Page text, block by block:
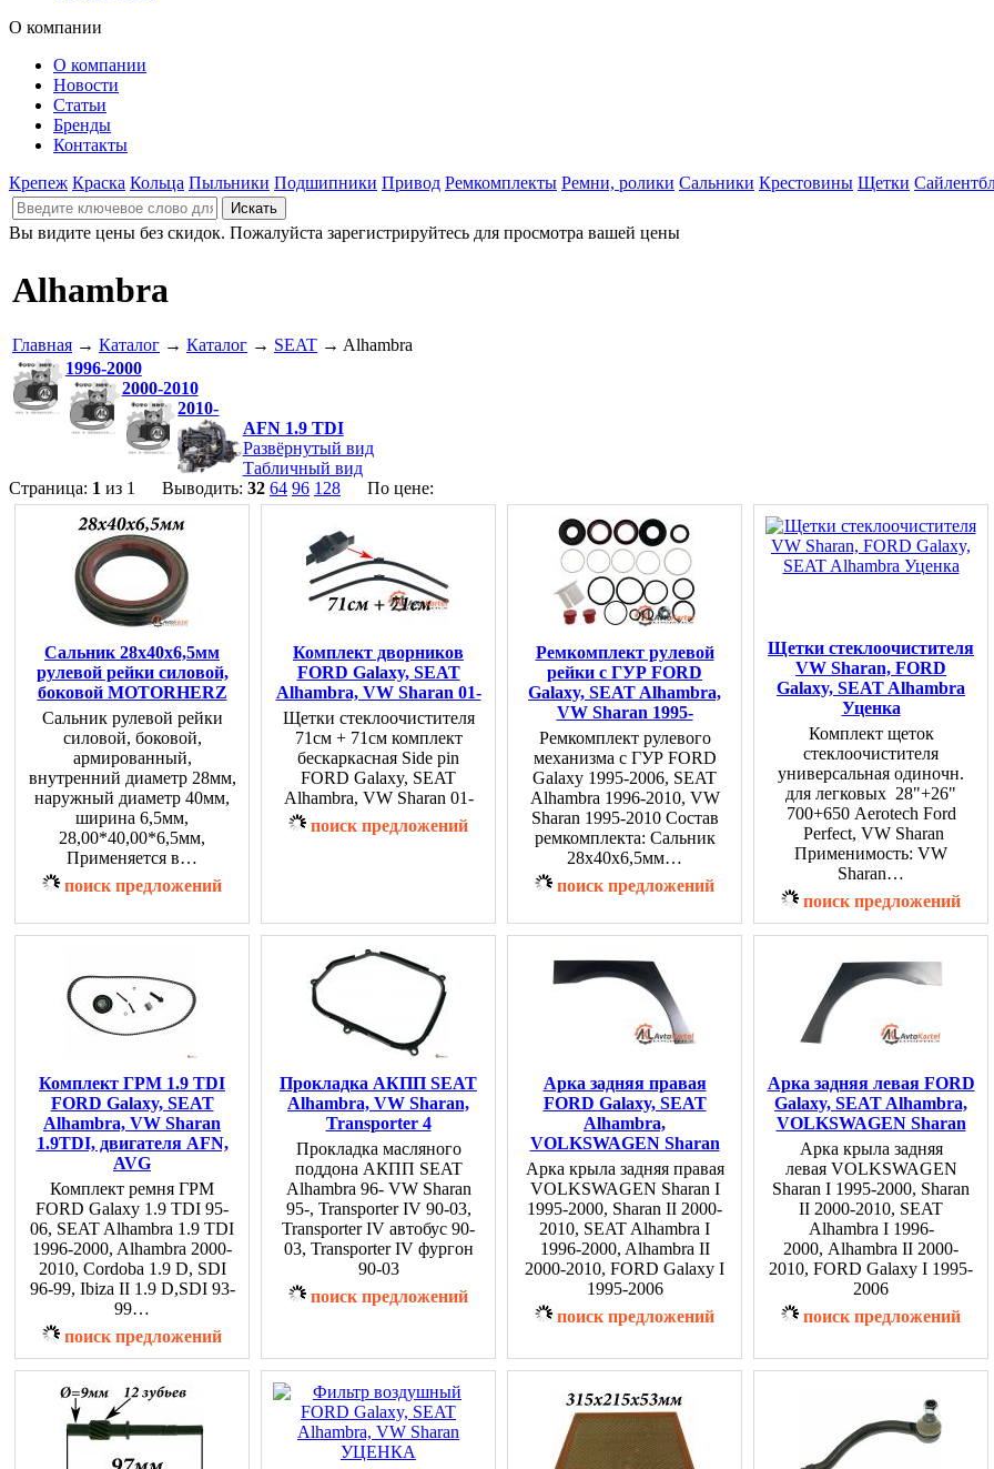
О компании
О компании
Новости
Статьи
Бренды
Контакты
Крепеж Краска Кольца Пыльники Подшипники Привод Ремкомплекты Ремни, ролики Сальники Крестовины Щетки
Вы видите цены без скидок. Пожалуйста зарегистрируйтесь для просмотра вашей цены
Alhambra
Главная → Каталог → Каталог → SEAT → Alhambra
1996-2000
2000-2010
2010-
AFN 1.9 TDI
Развёрнутый вид
Табличный вид
Страница: 1 из 1 Выводить: 32 64 96 128 По цене:
Сальник 28x40x6,5мм
рулевой рейки силовой,
боковой MOTORHERZ
Сальник рулевой рейки
силовой, боковой,
армированный,
внутренний диаметр 28мм,
наружный диаметр 40мм,
ширина 6,5мм,
28,00*40,00*6,5мм,
Применяется в…
поиск предложений
Комплект дворников
FORD Galaxy, SEAT
Alhambra, VW Sharan 01-
Щетки стеклоочистителя
71см + 71см комплект
бескаркасная Side pin
FORD Galaxy, SEAT
Alhambra, VW Sharan 01-
поиск предложений
Ремкомплект рулевой
рейки с ГУР FORD
Galaxy, SEAT Alhambra,
VW Sharan 1995-
Ремкомплект рулевого
механизма с ГУР FORD
Galaxy 1995-2006, SEAT
Alhambra 1996-2010, VW
Sharan 1995-2010 Состав
ремкомплекта: Сальник
28x40x6,5мм…
поиск предложений
Щетки стеклоочистителя
VW Sharan, FORD
Galaxy, SEAT Alhambra
Уценка
Комплект щеток
стеклоочистителя
универсальная одиночн.
для легковых 28"+26"
700+650 Aerotech Ford
Perfect, VW Sharan
Применимость: VW
Sharan…
поиск предложений
Комплект ГРМ 1.9 TDI
FORD Galaxy, SEAT
Alhambra, VW Sharan
1.9TDI, двигателя AFN,
AVG
Комплект ремня ГРМ
FORD Galaxy 1.9 TDI 95-
06, SEAT Alhambra 1.9 TDI
1996-2000, Alhambra 2000-
2010, Cordoba 1.9 D, SDI
96-99, Ibiza II 1.9 D,SDI 93-
99…
поиск предложений
Прокладка АКПП SEAT
Alhambra, VW Sharan,
Transporter 4
Прокладка масляного
поддона АКПП SEAT
Alhambra 96- VW Sharan
95-, Transporter IV 90-03,
Transporter IV автобус 90-
03, Transporter IV фургон
90-03
поиск предложений
Арка задняя правая
FORD Galaxy, SEAT
Alhambra,
VOLKSWAGEN Sharan
Арка крыла задняя правая
VOLKSWAGEN Sharan I
1995-2000, Sharan II 2000-
2010, SEAT Alhambra I
1996-2000, Alhambra II
2000-2010, FORD Galaxy I
1995-2006
поиск предложений
Арка задняя левая FORD
Galaxy, SEAT Alhambra,
VOLKSWAGEN Sharan
Арка крыла задняя
левая VOLKSWAGEN
Sharan I 1995-2000, Sharan
II 2000-2010, SEAT
Alhambra I 1996-
2000, Alhambra II 2000-
2010, FORD Galaxy I 1995-
2006
поиск предложений